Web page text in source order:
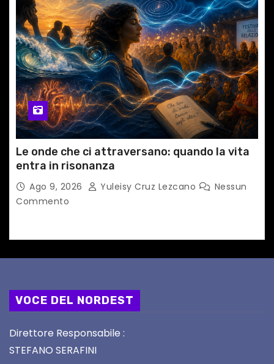
Le onde che ci attraversano: quando la vita
entra in risonanza
Ago 9, 2026 Yuleisy Cruz Lezcano
Nessun
Commento
VOCE DEL NORDEST
Direttore Responsabile :
STEFANO SERAFINI